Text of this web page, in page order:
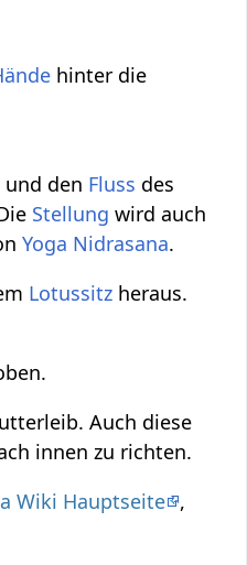
hinter die
den Fluss des
Stellung wird auch
Yoga Nidrasana.
Lotussitz heraus.
Auch diese
innen zu richten.
Wiki Hauptseite ,